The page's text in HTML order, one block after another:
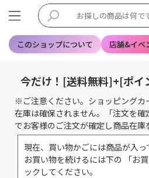
このショップについて 店舗&イベ
今だけ！[送料無料]+[ポイ
※ご注意ください。ショッピングカ
在庫は確保されません。「注文を
でお客様のご注文が確定し商品在庫
現在、買い物かごには商品が入っ
お買い物を続けるには下の 「お
ックしてください。